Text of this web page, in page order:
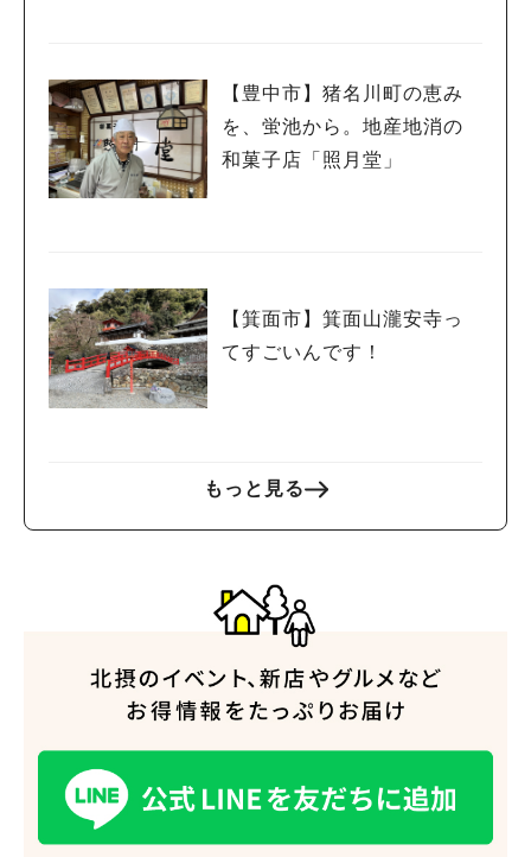
【豊中市】猪名川町の恵み
を、蛍池から。地産地消の
和菓子店「照月堂」
【箕面市】箕面山瀧安寺っ
てすごいんです！
もっと見る
人気のキーワード
#今週どこいく？#自然とふれあう#ランチ #カフェ#まとめ
#教えたい／教えて投稿記事